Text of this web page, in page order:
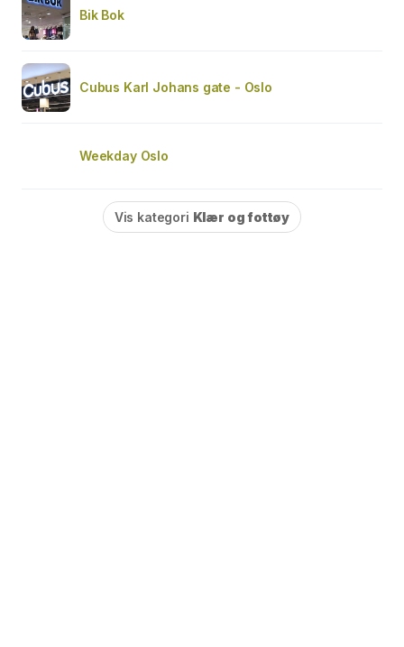
Bik Bok
Cubus Karl Johans gate - Oslo
Weekday Oslo
Vis kategori Klær og fottøy